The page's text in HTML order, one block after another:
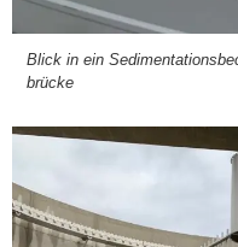
Blick in ein
brü­cke